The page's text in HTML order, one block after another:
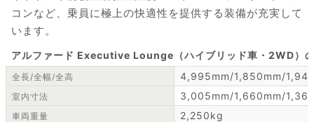
コンなど、乗員に極上の快適性を提供する装備が充実して
います。
アルファード Executive Lounge（ハイブリッド車・2WD）
全長/全幅/全高 4,995mm/1,850mm/
室内寸法 3,005mm/1,660mm/
車両重量 2,250kg